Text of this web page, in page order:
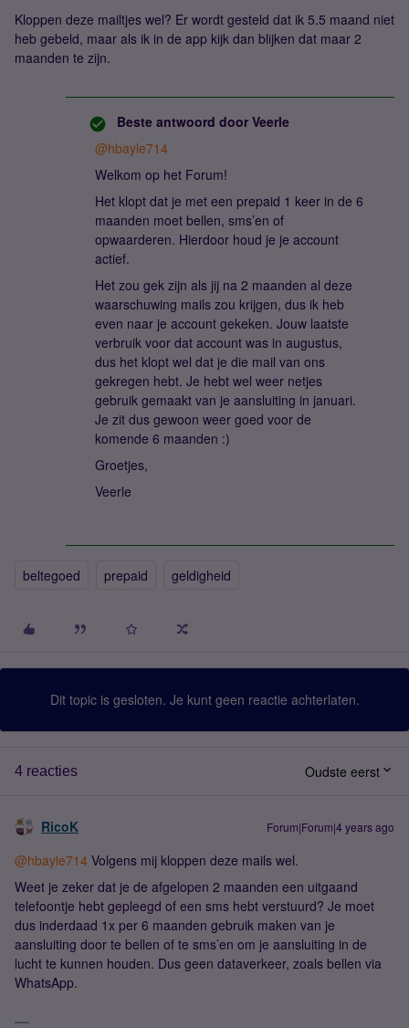
Kloppen deze mailtjes wel? Er wordt gesteld dat ik 5.5 maand niet
heb gebeld, maar als ik in de app kijk dan blijken dat maar 2
maanden te zijn.
Beste antwoord door Veerle
@hbayle714
Welkom op het Forum!
Het klopt dat je met een prepaid 1 keer in de 6
maanden moet bellen, sms’en of
opwaarderen. Hierdoor houd je je account
actief.
Het zou gek zijn als jij na 2 maanden al deze
waarschuwing mails zou krijgen, dus ik heb
even naar je account gekeken. Jouw laatste
verbruik voor dat account was in augustus,
dus het klopt wel dat je die mail van ons
gekregen hebt. Je hebt wel weer netjes
gebruik gemaakt van je aansluiting in januari.
Je zit dus gewoon weer goed voor de
komende 6 maanden :)
Groetjes,
Veerle
beltegoed prepaid geldigheid
Dit topic is gesloten. Je kunt geen reactie achterlaten.
4 reacties Oudste eerst
RicoK Forum|Forum|4 years ago
@hbayle714 Volgens mij kloppen deze mails wel.
Weet je zeker dat je de afgelopen 2 maanden een uitgaand
telefoontje hebt gepleegd of een sms hebt verstuurd? Je moet
dus inderdaad 1x per 6 maanden gebruik maken van je
aansluiting door te bellen of te sms’en om je aansluiting in de
lucht te kunnen houden. Dus geen dataverkeer, zoals bellen via
WhatsApp.